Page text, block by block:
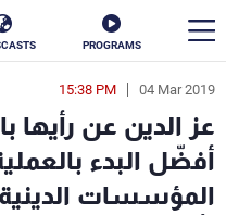
PROGRAMS
04 Mar 2019
15:38 PM
أفضّل البدء
المؤسسات
en
الأخبار
سياسة